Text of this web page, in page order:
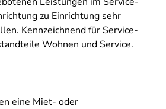
zu Einrichtung sehr
Kennzeichnend für Service-
Wohnen und Service.
eine Miet- oder